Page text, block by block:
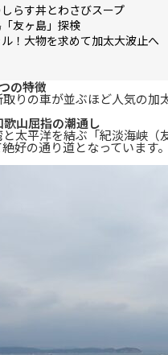
らす丼とわさびスープ
友ヶ島」探検
！大物を求めて加太大波止へ
の特徴
りの車が並ぶほど人気の加
山屈指の潮通し
太平洋を結ぶ「紀淡海峡（
好の通り道となっています